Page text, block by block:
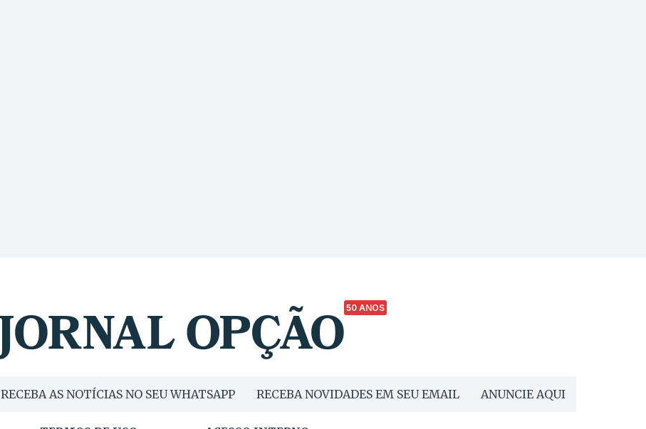
50 ANOS
RECEBA AS NOTÍCIAS NO SEU WHATSAPP RECEBA NOVIDADES EM SEU EMAIL ANUNCIE AQUI